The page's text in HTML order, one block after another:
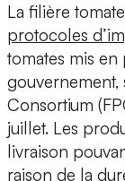
La filière
protocoles
tomates mis
gouvernement,
Consortium
juillet. Les
livraison
raison de la